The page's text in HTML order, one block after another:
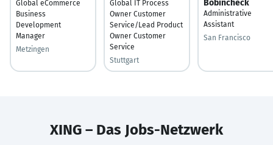
Global eCommerce
Business
Development
Manager
Metzingen
Global IT Process
Owner Customer
Service/Lead Product
Owner Customer
Service
Stuttgart
Bobincheck
Administrative
Assistant
San Francisco
XING – Das Jobs-Netzwerk